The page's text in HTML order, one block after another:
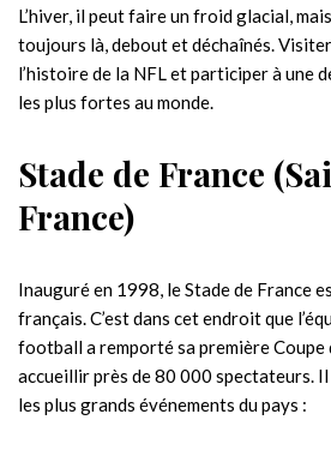
L’hiver, il peut faire un froid glacial,
toujours là, debout et déchaînés.
l’histoire de la NFL et participer à une
les plus fortes au monde.
Stade de France
France)
Inauguré en 1998, le Stade de France
français. C’est dans cet endroit que
football a remporté sa première Coupe
accueillir près de 80 000 spectateurs.
les plus grands événements du pays :